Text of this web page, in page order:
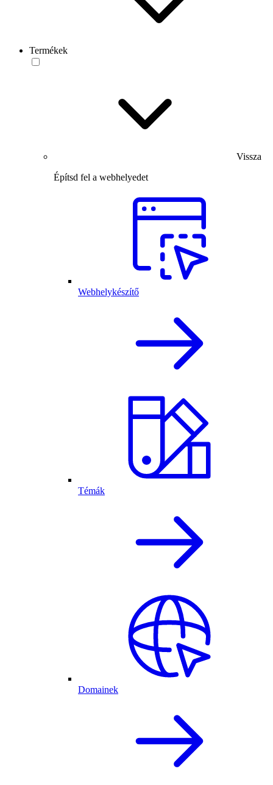
Termékek
Vissza
Építsd fel a webhelyedet
Webhelykészítő
Témák
Domainek